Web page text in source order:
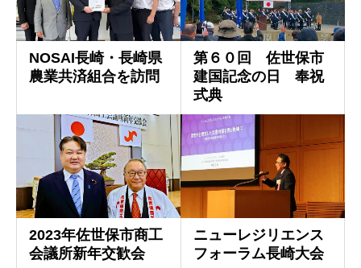
NOSAI長崎・長崎県
農業共済組合を訪問
第６０回 佐世保市
建国記念の日 奉祝
式典
2023年佐世保市商工
会議所新年交歓会
ニューレジリエンス
フォーラム長崎大会